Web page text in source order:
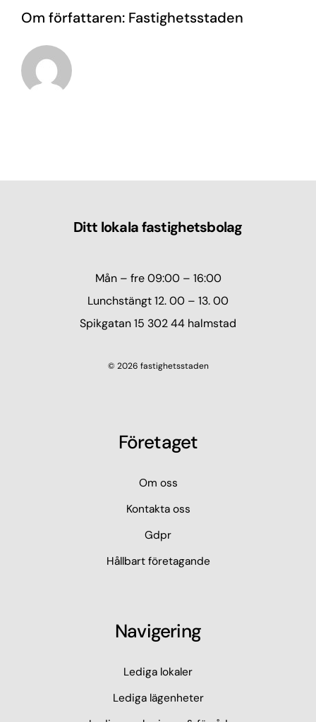
Om författaren: Fastighetsstaden
Ditt lokala fastighetsbolag
Mån – fre 09:00 – 16:00
Lunchstängt 12. 00 – 13. 00
Spikgatan 15 302 44 halmstad
© 2026 fastighetsstaden
Företaget
Om oss
Kontakta oss
Gdpr
Hållbart företagande
Navigering
Lediga lokaler
Lediga lägenheter